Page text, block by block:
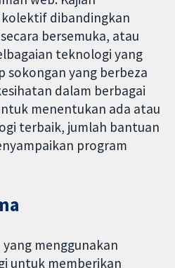
dibandingkan
bersemuka, atau
teknologi yang
sokongan yang berbeza
dalam berbagai
menentukan ada atau
terbaik, jumlah bantuan
program
menggunakan
untuk memberikan